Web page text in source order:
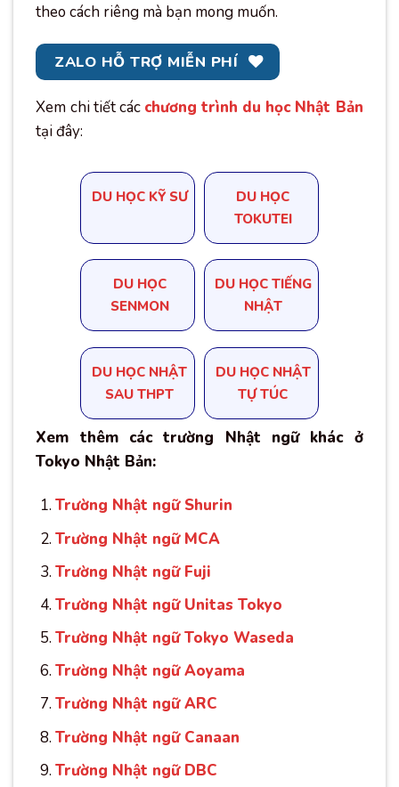
theo cách riêng mà bạn mong muốn.
ZALO HỖ TRỢ MIỄN PHÍ
Xem chi tiết các chương trình du học Nhật Bản
tại đây:
DU HỌC KỸ SƯ
DU HỌC
TOKUTEI
DU HỌC
SENMON
DU HỌC TIẾNG
NHẬT
DU HỌC NHẬT
SAU THPT
DU HỌC NHẬT
TỰ TÚC
Xem thêm các trường Nhật ngữ khác ở
Tokyo Nhật Bản:
Trường Nhật ngữ Shurin
Trường Nhật ngữ MCA
Trường Nhật ngữ Fuji
Trường Nhật ngữ Unitas Tokyo
Trường Nhật ngữ Tokyo Waseda
Trường Nhật ngữ Aoyama
Trường Nhật ngữ ARC
Trường Nhật ngữ Canaan
Trường Nhật ngữ DBC